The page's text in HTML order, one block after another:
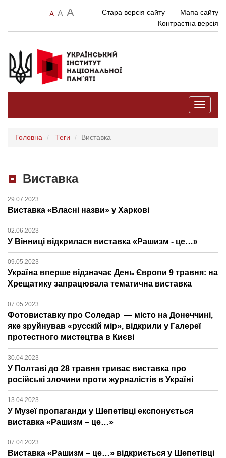
A A A Стара версія сайту
Мапа сайту
Контрастна версія
Toggle
Головна Теги Виставка
Виставка
29.07.2023
Виставка «Власні назви» у Харкові
02.06.2023
У Вінниці відкрилася виставка «Рашизм - це…»
09.05.2023
Україна вперше відзначає День Європи 9 травня: на
Хрещатику запрацювала тематична виставка
07.05.2023
Фотовиставку про Соледар — місто на Донеччині,
яке зруйнував «русскій мір», відкрили у Галереї
протестного мистецтва в Києві
30.04.2023
У Полтаві до 28 травня триває виставка про
російські злочини проти журналістів в Україні
13.04.2023
У Музеї пропаганди у Шепетівці експонується
виставка «Рашизм – це…»
07.04.2023
Виставка «Рашизм – це…» відкриється у Шепетівці